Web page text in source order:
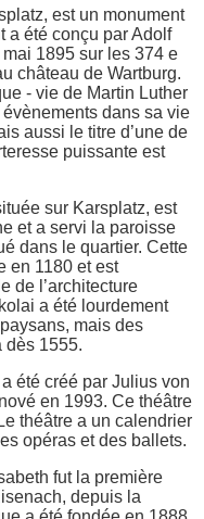
est un monument
a été conçu par Adolf
1895 sur les 374 e
château de Wartburg.
- vie de Martin Luther
dans sa vie
aussi le titre d’une de
puissante est
sur Karsplatz, est
et a servi la paroisse
dans le quartier. Cette
en 1180 et est
de l’architecture
a été lourdement
mais des
dès 1555.
été créé par Julius von
en 1993. Ce théâtre
théâtre a un calendrier
opéras et des ballets.
fut la première
depuis la